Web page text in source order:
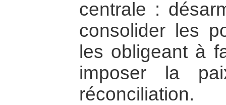
centrale :
consolider les
les obligeant à
imposer la
réconciliation.